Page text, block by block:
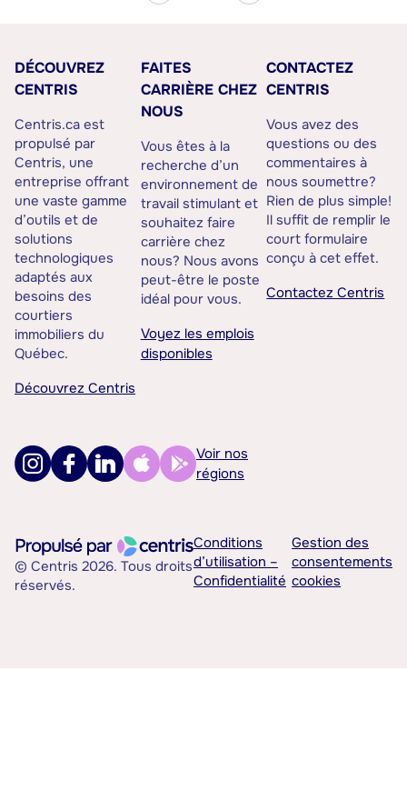
DÉCOUVREZ
CENTRIS
Centris.ca est
propulsé par
Centris, une
entreprise offrant
une vaste gamme
d’outils et de
solutions
technologiques
adaptés aux
besoins des
courtiers
immobiliers du
Québec.
Découvrez Centris
FAITES
CARRIÈRE CHEZ
NOUS
Vous êtes à la
recherche d’un
environnement de
travail stimulant et
souhaitez faire
carrière chez
nous? Nous avons
peut-être le poste
idéal pour vous.
Voyez les emplois
disponibles
CONTACTEZ
CENTRIS
Vous avez des
questions ou des
commentaires à
nous soumettre?
Rien de plus simple!
Il suffit de remplir le
court formulaire
conçu à cet effet.
Contactez Centris
Voir nos
régions
© Centris 2026. Tous droits
réservés.
Conditions
d’utilisation –
Confidentialité
Gestion des
consentements
cookies